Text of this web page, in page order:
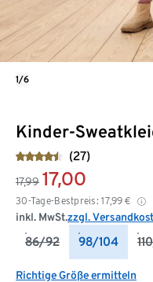
Kinder-
(27)
17,99 17,00
30-Tage-Bestpreis: 17,99 €
inkl. MwSt.zzgl.
86/92 98/104
Richtige Größe ermitteln
1/6